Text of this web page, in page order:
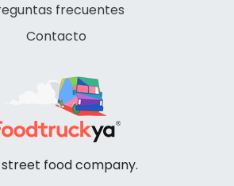
frecuentes
Contacto
street food company.